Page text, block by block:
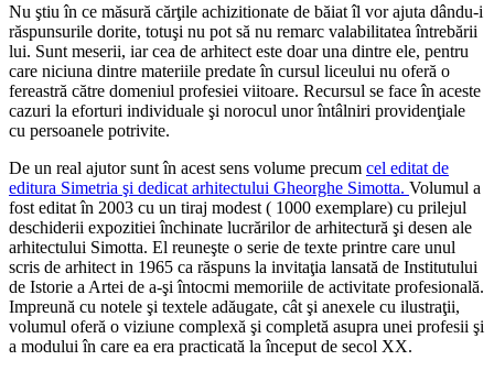
Nu ştiu în ce măsură cărţile achizitionate de băiat îl vor ajuta dându-i
răspunsurile dorite, totuşi nu pot să nu remarc valabilitatea întrebării
lui. Sunt meserii, iar cea de arhitect este doar una dintre ele, pentru
care niciuna dintre materiile predate în cursul liceului nu oferă o
fereastră către domeniul profesiei viitoare. Recursul se face în aceste
cazuri la eforturi individuale şi norocul unor întâlniri providenţiale
cu persoanele potrivite.
De un real ajutor sunt în acest sens volume precum cel editat de
editura Simetria şi dedicat arhitectului Gheorghe Simotta. Volumul a
fost editat în 2003 cu un tiraj modest ( 1000 exemplare) cu prilejul
deschiderii expozitiei închinate lucrărilor de arhitectură şi desen ale
arhitectului Simotta. El reuneşte o serie de texte printre care unul
scris de arhitect in 1965 ca răspuns la invitaţia lansată de Institutului
de Istorie a Artei de a-şi întocmi memoriile de activitate profesională.
Impreună cu notele şi textele adăugate, cât şi anexele cu ilustraţii,
volumul oferă o viziune complexă şi completă asupra unei profesii şi
a modului în care ea era practicată la început de secol XX.